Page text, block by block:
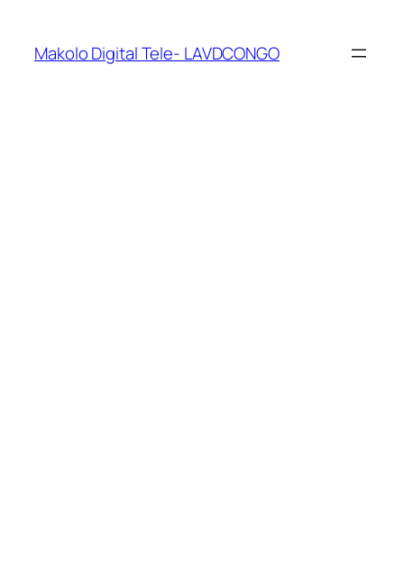
Makolo Digital Tele- LAVDCONGO